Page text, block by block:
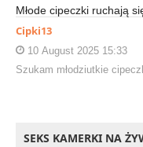
Młode cipeczki ruchają
Cipki13
10 August 2025 15:33
Szukam młodziutkie
SEKS KAMERKI NA